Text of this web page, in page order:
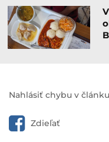
Nahlásiť chybu v článku
Zdieľať